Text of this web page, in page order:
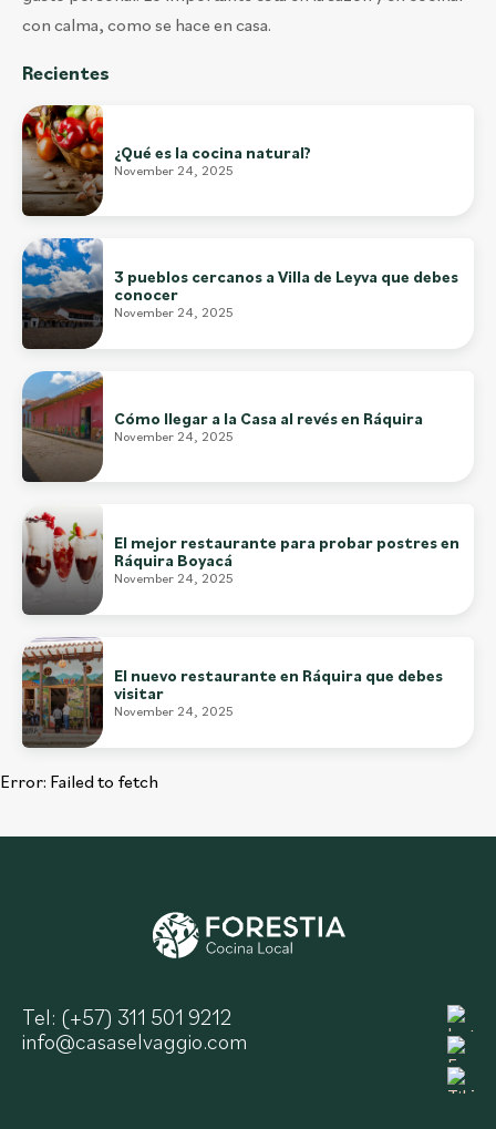
con calma, como se hace en casa.
Recientes
¿Qué es la cocina natural?
November 24, 2025
3 pueblos cercanos a Villa de Leyva que debes
conocer
November 24, 2025
Cómo llegar a la Casa al revés en Ráquira
November 24, 2025
El mejor restaurante para probar postres en
Ráquira Boyacá
November 24, 2025
El nuevo restaurante en Ráquira que debes
visitar
November 24, 2025
Error: Failed to fetch
Tel: (+57) 311 501 9212
info@casaselvaggio.com